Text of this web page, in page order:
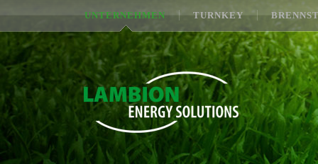
UNTERNEHMEN TURNKEY